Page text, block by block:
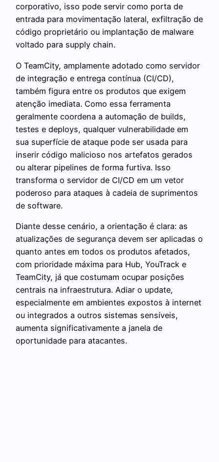
corporativo, isso pode servir como porta de
entrada para movimentação lateral, exfiltração de
código proprietário ou implantação de malware
voltado para supply chain.
O TeamCity, amplamente adotado como servidor
de integração e entrega contínua (CI/CD),
também figura entre os produtos que exigem
atenção imediata. Como essa ferramenta
geralmente coordena a automação de builds,
testes e deploys, qualquer vulnerabilidade em
sua superfície de ataque pode ser usada para
inserir código malicioso nos artefatos gerados
ou alterar pipelines de forma furtiva. Isso
transforma o servidor de CI/CD em um vetor
poderoso para ataques à cadeia de suprimentos
de software.
Diante desse cenário, a orientação é clara: as
atualizações de segurança devem ser aplicadas o
quanto antes em todos os produtos afetados,
com prioridade máxima para Hub, YouTrack e
TeamCity, já que costumam ocupar posições
centrais na infraestrutura. Adiar o update,
especialmente em ambientes expostos à internet
ou integrados a outros sistemas sensíveis,
aumenta significativamente a janela de
oportunidade para atacantes.